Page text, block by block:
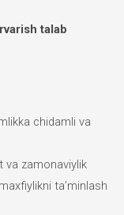
talab
chidamli va
zamonaviylik
ta’minlash